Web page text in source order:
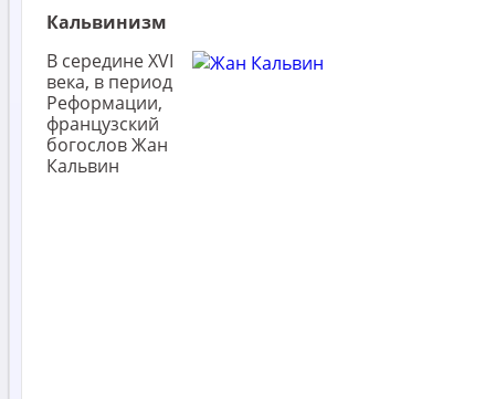
Кальвинизм
В середине XVI
века, в период
Реформации,
французский
богослов Жан
Кальвин